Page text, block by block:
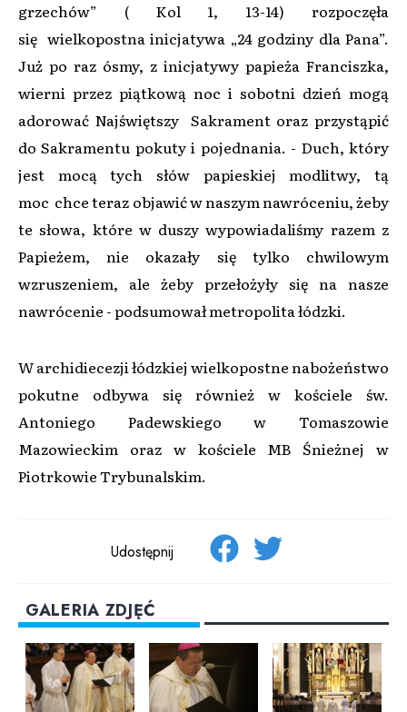
grzechów” ( Kol 1, 13-14) rozpoczęła
się wielkopostna inicjatywa „24 godziny dla Pana”.
Już po raz ósmy, z inicjatywy papieża Franciszka,
wierni przez piątkową noc i sobotni dzień mogą
adorować Najświętszy Sakrament oraz przystąpić
do Sakramentu pokuty i pojednania. - Duch, który
jest mocą tych słów papieskiej modlitwy, tą
moc chce teraz objawić w naszym nawróceniu, żeby
te słowa, które w duszy wypowiadaliśmy razem z
Papieżem, nie okazały się tylko chwilowym
wzruszeniem, ale żeby przełożyły się na nasze
nawrócenie - podsumował metropolita łódzki.
W archidiecezji łódzkiej wielkopostne nabożeństwo
pokutne odbywa się również w kościele św.
Antoniego Padewskiego w Tomaszowie
Mazowieckim oraz w kościele MB Śnieżnej w
Piotrkowie Trybunalskim.
Udostępnij
GALERIA ZDJĘĆ